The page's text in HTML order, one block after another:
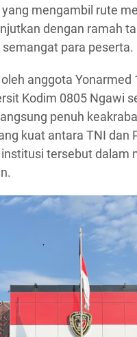
mengambil rute
dengan ramah
para
anggota Yonarmed
Kodim 0805 Ngawi
penuh
kuat antara TNI dan
tersebut dalam